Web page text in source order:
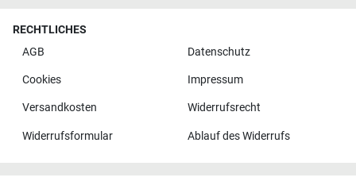
RECHTLICHES
AGB
Datenschutz
Cookies Impressum
Versandkosten Widerrufsrecht
Widerrufsformular Ablauf des Widerrufs